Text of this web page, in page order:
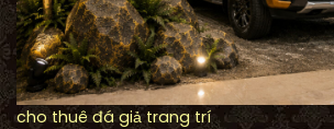
cho thuê đá giả trang trí